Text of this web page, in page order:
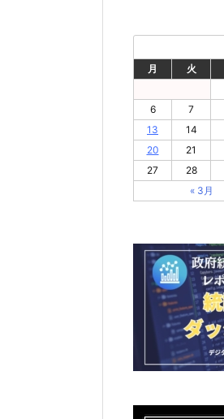
月
火
6
7
13
14
20
21
27
28
« 3月